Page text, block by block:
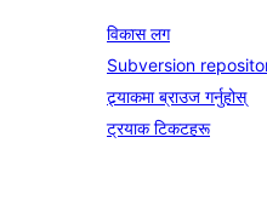
विकास लग
Subversion
ट्र्याकमा ब्राउज गर्नुहोस्
ट्रयाक टिकटहरू